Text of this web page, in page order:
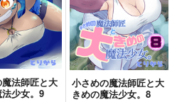
法師匠と大
少女。9
小さめの魔法師匠と大
きめの魔法少女。8